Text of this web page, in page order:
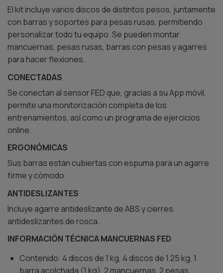
El kit incluye varios discos de distintos pesos, juntamente
con barras y soportes para pesas rusas, permitiendo
personalizar todo tu equipo. Se pueden montar
mancuernas, pesas rusas, barras con pesas y agarres
para hacer flexiones.
CONECTADAS
Se conectan al sensor FED que, gracias a su App móvil,
permite una monitorización completa de los
entrenamientos, así como un programa de ejercicios
online.
ERGONÓMICAS
Sus barras están cubiertas con espuma para un agarre
firme y cómodo.
ANTIDESLIZANTES
Incluye agarre antideslizante de ABS y cierres
antideslizantes de rosca.
INFORMACIÓN TÉCNICA MANCUERNAS FED
Contenido: 4 discos de 1 kg, 4 discos de 1.25 kg, 1
barra acolchada (1 kg), 2 mancuernas, 2 pesas